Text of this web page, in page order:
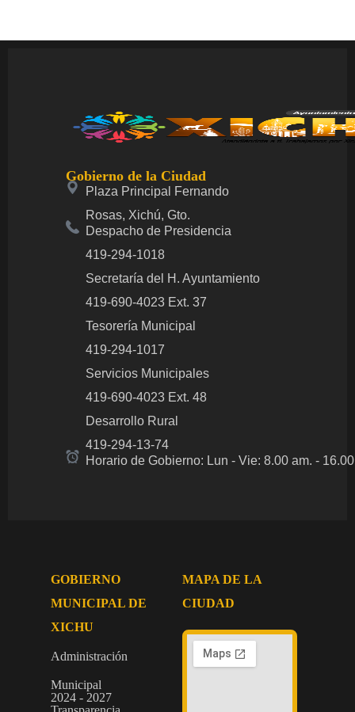
Gobierno de la Ciudad
Plaza Principal Fernando
Rosas, Xichú, Gto.
Despacho de Presidencia
419-294-1018
Secretaría del H. Ayuntamiento
419-690-4023 Ext. 37
Tesorería Municipal
419-294-1017
Servicios Municipales
419-690-4023 Ext. 48
Desarrollo Rural
419-294-13-74
Horario de Gobierno: Lun - Vie: 8.00 am. -
GOBIERNO
MUNICIPAL DE
XICHU
Administración
Municipal
2024 - 2027
MAPA DE LA
CIUDAD